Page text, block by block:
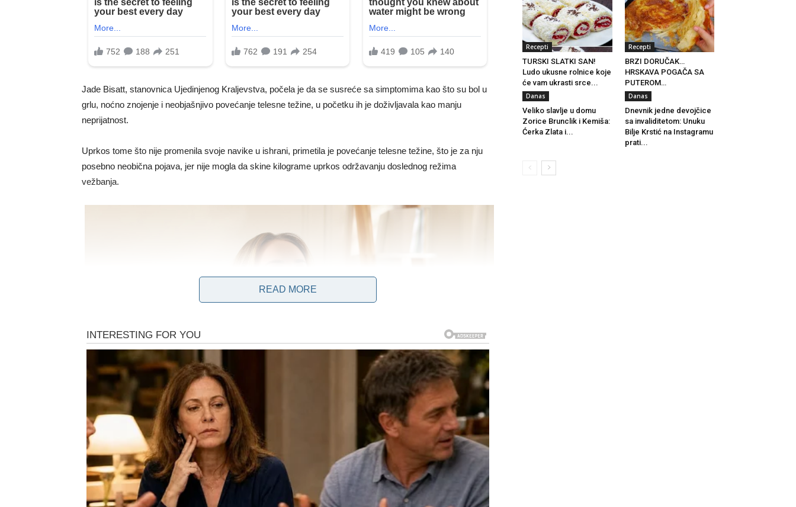
Jade Bisatt, stanovnica Ujedinjenog Kraljevstva, počela je da se susreće sa simptomima kao što su bol u
grlu, noćno znojenje i neobjašnjivo povećanje telesne težine, u početku ih je doživljavala kao manju
neprijatnost.
Uprkos tome što nije promenila svoje navike u ishrani, primetila je povećanje telesne težine, što je za nju
posebno neobična pojava, jer nije mogla da skine kilograme uprkos održavanju doslednog režima
vežbanja.
Nakon pet meseci upornog noćnog znojenja bez poboljšanja, Džejd je u decembru 2021. konsultovala svog
READ MORE
Recepti
TURSKI SLATKI SAN!
Ludo ukusne rolnice koje
će vam ukrasti srce...
Recepti
BRZI DORUČAK…
HRSKAVA POGAČA SA
PUTEROM…
Danas
Veliko slavlje u domu
Zorice Brunclik i Kemiša:
Ćerka Zlata i...
Danas
Dnevnik jedne devojčice
sa invaliditetom: Unuku
Bilje Krstić na Instagramu
prati...